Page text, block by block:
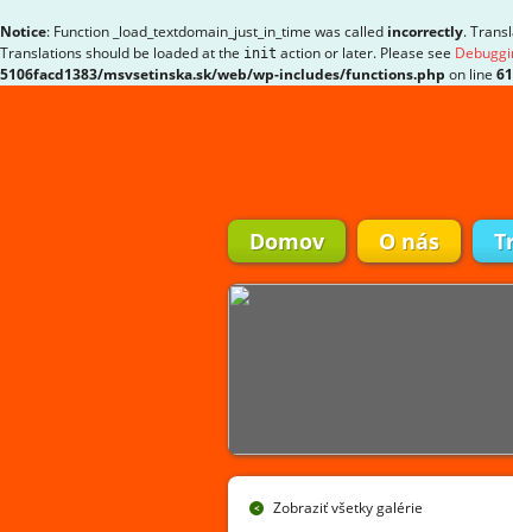
Notice: Function _load_textdomain_just_in_time was called incorrectly.
Translations should be loaded at the init action or later. Please see
5106facd1383/msvsetinska.sk/web/wp-includes/functions.php on line
Domov O nás
Zobraziť všetky galérie